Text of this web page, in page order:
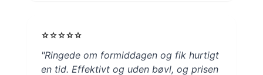
starstarstarstarstar
"Ringede om formiddagen og fik hurtigt
en tid. Effektivt og uden bøvl, og prisen